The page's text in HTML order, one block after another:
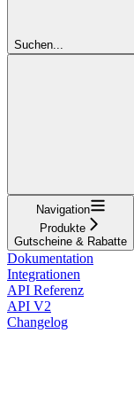
Suchen...
Navigation
Produkte
Gutscheine & Rabatte
Dokumentation
Integrationen
API Referenz
API V2
Changelog